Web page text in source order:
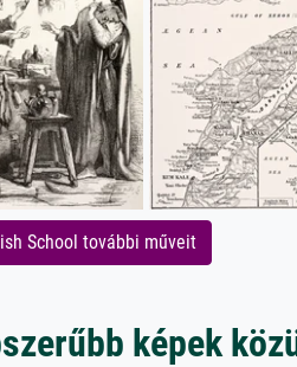
School további műveit
képek